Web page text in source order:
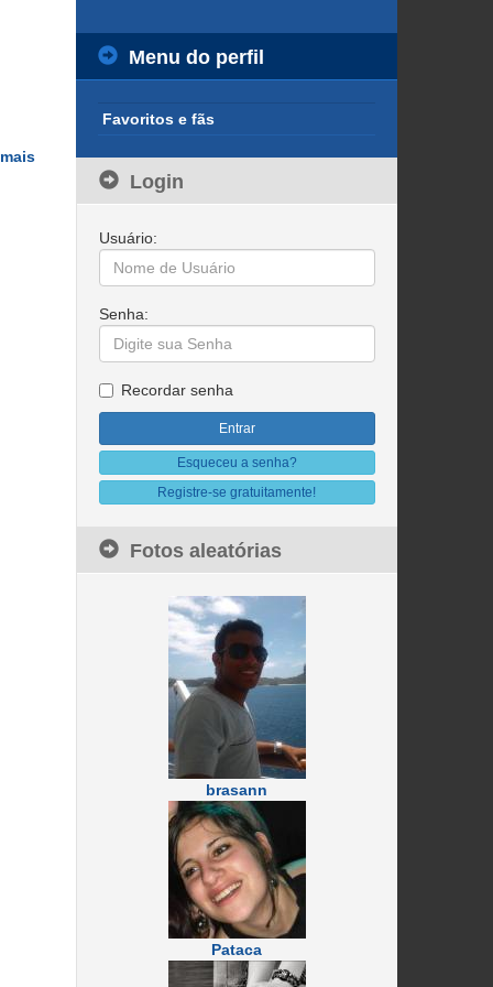
Menu do perfil
Favoritos e fãs
Login
Usuário:
Senha:
Recordar senha
Esqueceu a senha?
Registre-se gratuitamente!
Fotos aleatórias
brasann
Pataca